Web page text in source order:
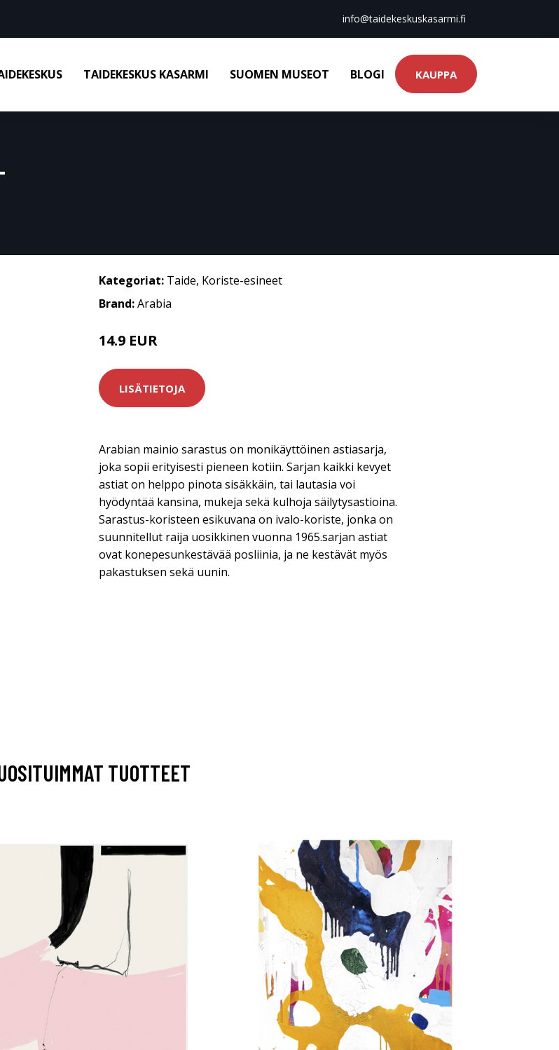
info@taidekeskuskasarmi.fi
TAIDEKESKUS KASARMI SUOMEN MUSEOT BLOGI KAUPPA
Kategoriat: Taide, Koriste-esineet
Brand:Arabia
14.9 EUR
LISÄTIETOJA
Arabian mainio sarastus on monikäyttöinen astiasarja,
joka sopii erityisesti pieneen kotiin. Sarjan kaikki kevyet
astiat on helppo pinota sisäkkäin, tai lautasia voi
hyödyntää kansina, mukeja sekä kulhoja säilytysastioina.
Sarastus-koristeen esikuvana on ivalo-koriste, jonka on
suunnitellut raija uosikkinen vuonna 1965.sarjan astiat
ovat konepesunkestävää posliinia, ja ne kestävät myös
pakastuksen sekä uunin.
TUOTTEET